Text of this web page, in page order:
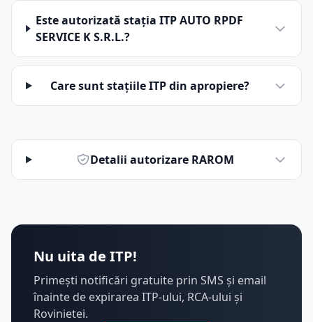
Este autorizată stația ITP AUTO RPDF
SERVICE K S.R.L.?
Care sunt stațiile ITP din apropiere?
Detalii autorizare RAROM
Nu uita de ITP!
Primești notificări gratuite prin SMS și email
înainte de expirarea ITP-ului, RCA-ului și
Rovinietei.